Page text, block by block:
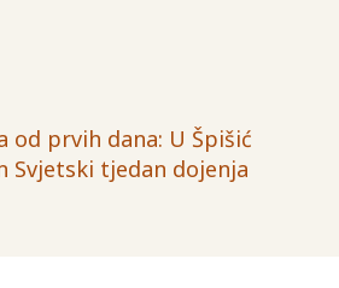
od prvih dana: U Špišić
Svjetski tjedan dojenja